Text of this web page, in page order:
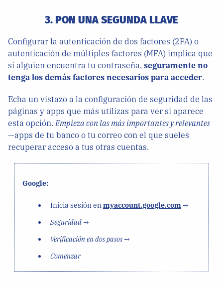
3. PON UNA SEGUNDA LLAVE
Configurar la autenticación de dos factores (2FA) o
autenticación de múltiples factores (MFA) implica que
si alguien encuentra tu contraseña, seguramente no
tenga los demás factores necesarios para acceder.
Echa un vistazo a la configuración de seguridad de las
páginas y apps que más utilizas para ver si aparece
esta opción.Empieza con las más importantes y relevantes
—apps de tu banco o tu correo con el que sueles
recuperar acceso a tus otras cuentas.
Google:
Inicia sesión enmyaccount.google.com→
Seguridad→
Verificación en dos pasos→
Comenzar